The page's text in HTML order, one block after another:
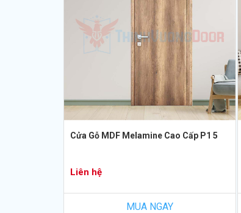
Cửa Gỗ MDF Melamine Cao Cấp P1 5
Liên hệ
MUA NGAY